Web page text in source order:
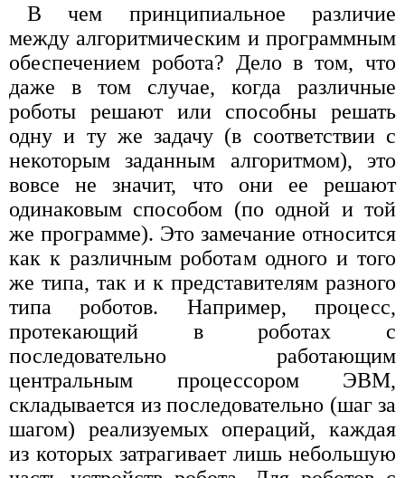
В чем принципиальное различие
между алгоритмическим и программным
обеспечением робота? Дело в том, что
даже в том случае, когда различные
роботы решают или способны решать
одну и ту же задачу (в соответствии с
некоторым заданным алгоритмом), это
вовсе не значит, что они ее решают
одинаковым способом (по одной и той
же программе). Это замечание относится
как к различным роботам одного и того
же типа, так и к представителям разного
типа роботов. Например, процесс,
протекающий в роботах с
последовательно работающим
центральным процессором ЭВМ,
складывается из последовательно (шаг за
шагом) реализуемых операций, каждая
из которых затрагивает лишь небольшую